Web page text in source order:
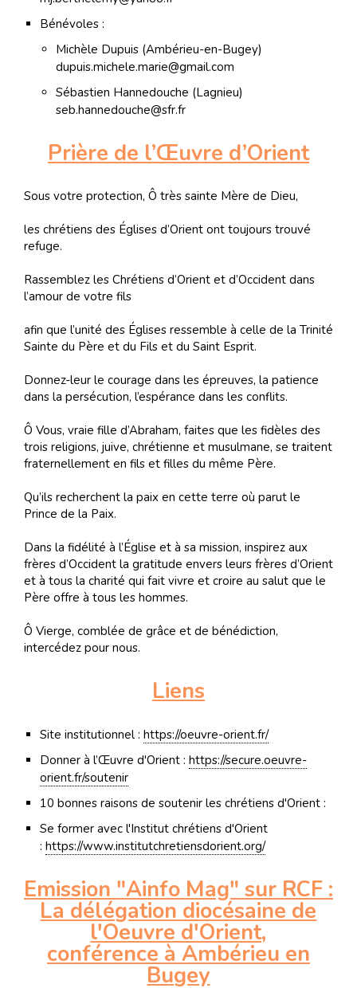
Bénévoles :
Michèle Dupuis (Ambérieu-en-Bugey)
dupuis.michele.marie@gmail.com
Sébastien Hannedouche (Lagnieu)
seb.hannedouche@sfr.fr
Prière de l’Œuvre d’Orient
Sous votre protection, Ô très sainte Mère de Dieu,
les chrétiens des Églises d’Orient ont toujours trouvé
refuge.
Rassemblez les Chrétiens d’Orient et d’Occident dans
l’amour de votre fils
afin que l’unité des Églises ressemble à celle de la Trinité
Sainte du Père et du Fils et du Saint Esprit.
Donnez-leur le courage dans les épreuves, la patience
dans la persécution, l’espérance dans les conflits.
Ô Vous, vraie fille d’Abraham, faites que les fidèles des
trois religions, juive, chrétienne et musulmane, se traitent
fraternellement en fils et filles du même Père.
Qu’ils recherchent la paix en cette terre où parut le
Prince de la Paix.
Dans la fidélité à l’Église et à sa mission, inspirez aux
frères d’Occident la gratitude envers leurs frères d’Orient
et à tous la charité qui fait vivre et croire au salut que le
Père offre à tous les hommes.
Ô Vierge, comblée de grâce et de bénédiction,
intercédez pour nous.
Liens
Site institutionnel : https://oeuvre-orient.fr/
Donner à l’Œuvre d'Orient : https://secure.oeuvre-
orient.fr/soutenir
10 bonnes raisons de soutenir les chrétiens d'Orient :
Se former avec l'Institut chrétiens d'Orient
: https://www.institutchretiensdorient.org/
Emission "Ainfo Mag" sur RCF :
La délégation diocésaine de
l'Oeuvre d'Orient,
conférence à Ambérieu en
Bugey